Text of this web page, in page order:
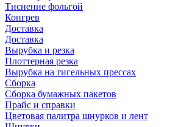
Тиснение фольгой
Конгрев
Доставка
Доставка
Вырубка и резка
Плоттерная резка
Вырубка на тигельных прессах
Сборка
Сборка бумажных пакетов
Прайс и справки
Цветовая палитра шнурков и лент